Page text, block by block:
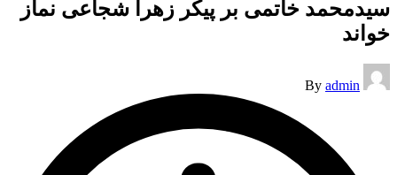
سیدمحمد خاتمی بر پیکر زهرا شجاعی نماز
خواند
Posted
by
By admin